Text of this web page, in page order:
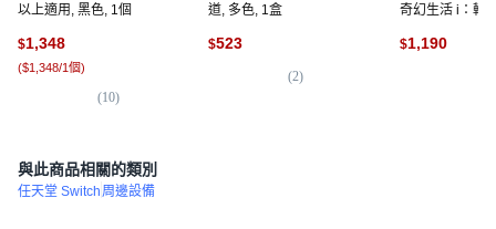
以上適用, 黑色, 1個
$1,348
($1,348/1個)
(10)
道, 多色, 1盒
$523
(2)
奇幻生活 i：轉
一商品
$1,190
與此商品相關的類別
任天堂 Switch周邊設備